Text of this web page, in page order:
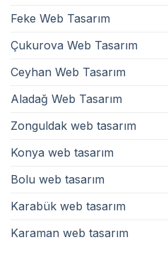
Feke Web Tasarım
Çukurova Web Tasarım
Ceyhan Web Tasarım
Aladağ Web Tasarım
Zonguldak web tasarım
Konya web tasarım
Bolu web tasarım
Karabük web tasarım
Karaman web tasarım